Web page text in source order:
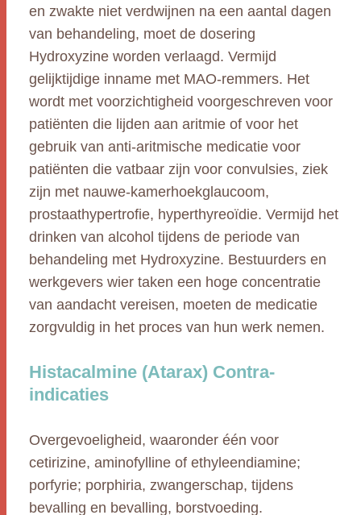
en zwakte niet verdwijnen na een aantal dagen
van behandeling, moet de dosering
Hydroxyzine worden verlaagd. Vermijd
gelijktijdige inname met MAO-remmers. Het
wordt met voorzichtigheid voorgeschreven voor
patiënten die lijden aan aritmie of voor het
gebruik van anti-aritmische medicatie voor
patiënten die vatbaar zijn voor convulsies, ziek
zijn met nauwe-kamerhoekglaucoom,
prostaathypertrofie, hyperthyreoïdie. Vermijd het
drinken van alcohol tijdens de periode van
behandeling met Hydroxyzine. Bestuurders en
werkgevers wier taken een hoge concentratie
van aandacht vereisen, moeten de medicatie
zorgvuldig in het proces van hun werk nemen.
Histacalmine (Atarax) Contra-
indicaties
Overgevoeligheid, waaronder één voor
cetirizine, aminofylline of ethyleendiamine;
porfyrie; porphiria, zwangerschap, tijdens
bevalling en bevalling, borstvoeding.